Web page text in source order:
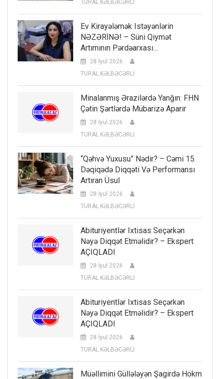
TURAL KƏLBƏCƏRLİ
Ev Kirayələmək Istəyənlərin
NƏZƏRİNƏ! – Süni Qiymət
Artımının Pərdəarxası…
28 İyul 2026
TURAL KƏLBƏCƏRLİ
Minalanmış Ərazilərdə Yanğın: FHN
Çətin Şərtlərdə Mübarizə Aparır
28 İyul 2026
TURAL KƏLBƏCƏRLİ
“Qəhvə Yuxusu” Nədir? – Cəmi 15
Dəqiqədə Diqqəti Və Performansı
Artıran Üsul
28 İyul 2026
TURAL KƏLBƏCƏRLİ
Abituriyentlər Ixtisas Seçərkən
Nəyə Diqqət Etməlidir? – Ekspert
AÇIQLADI
28 İyul 2026
TURAL KƏLBƏCƏRLİ
Abituriyentlər Ixtisas Seçərkən
Nəyə Diqqət Etməlidir? – Ekspert
AÇIQLADI
28 İyul 2026
TURAL KƏLBƏCƏRLİ
Müəllimini Güllələyən Şagirdə Hökm